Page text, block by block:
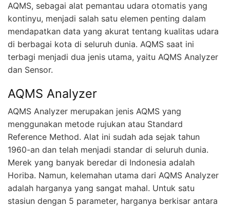
AQMS, sebagai alat pemantau udara otomatis yang
kontinyu, menjadi salah satu elemen penting dalam
mendapatkan data yang akurat tentang kualitas udara
di berbagai kota di seluruh dunia. AQMS saat ini
terbagi menjadi dua jenis utama, yaitu AQMS Analyzer
dan Sensor.
AQMS Analyzer
AQMS Analyzer merupakan jenis AQMS yang
menggunakan metode rujukan atau Standard
Reference Method. Alat ini sudah ada sejak tahun
1960-an dan telah menjadi standar di seluruh dunia.
Merek yang banyak beredar di Indonesia adalah
Horiba. Namun, kelemahan utama dari AQMS Analyzer
adalah harganya yang sangat mahal. Untuk satu
stasiun dengan 5 parameter, harganya berkisar antara